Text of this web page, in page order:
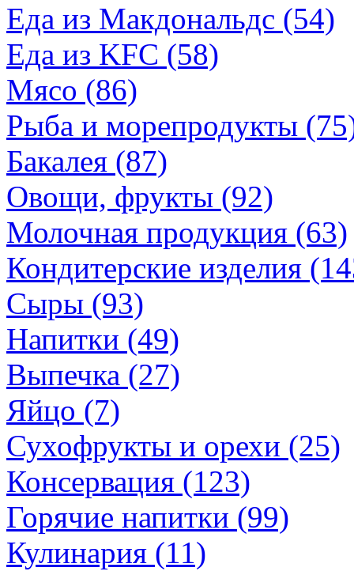
Еда из Макдональдс (54)
Еда из KFC (58)
Мясо (86)
Рыба и морепродукты
Бакалея (87)
Овощи, фрукты (92)
Молочная продукция (63)
Кондитерские изделия
Сыры (93)
Напитки (49)
Выпечка (27)
Яйцо (7)
Сухофрукты и орехи (25)
Консервация (123)
Горячие напитки (99)
Кулинария (11)